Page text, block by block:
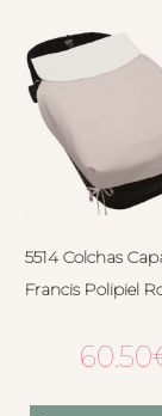
5514 Colchas
Francis Polipiel
60.50